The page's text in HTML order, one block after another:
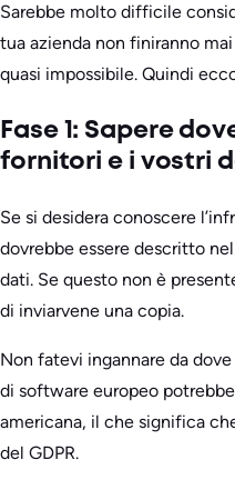
Sarebbe molto difficile
tua azienda non finiranno
quasi impossibile. Quindi
Fase 1: Sapere
fornitori e i vostri
Se si desidera conoscere
dovrebbe essere descritto
dati. Se questo non è
di inviarvene una copia.
Non fatevi ingannare da
di software europeo
americana, il che significa
del GDPR.